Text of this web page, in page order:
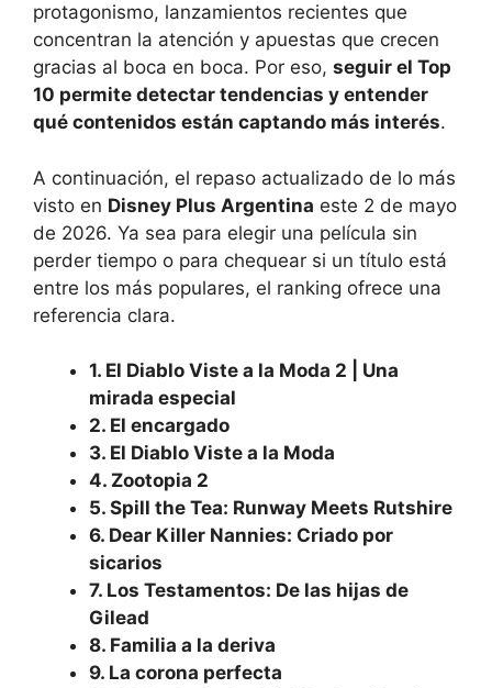
protagonismo, lanzamientos recientes que
concentran la atención y apuestas que crecen
gracias al boca en boca. Por eso, seguir el Top
10 permite detectar tendencias y entender
qué contenidos están captando más interés.
A continuación, el repaso actualizado de lo más
visto en Disney Plus Argentina este 2 de mayo
de 2026. Ya sea para elegir una película sin
perder tiempo o para chequear si un título está
entre los más populares, el ranking ofrece una
referencia clara.
1. El Diablo Viste a la Moda 2 | Una
mirada especial
2. El encargado
3. El Diablo Viste a la Moda
4. Zootopia 2
5. Spill the Tea: Runway Meets Rutshire
6. Dear Killer Nannies: Criado por
sicarios
7. Los Testamentos: De las hijas de
Gilead
8. Familia a la deriva
9. La corona perfecta